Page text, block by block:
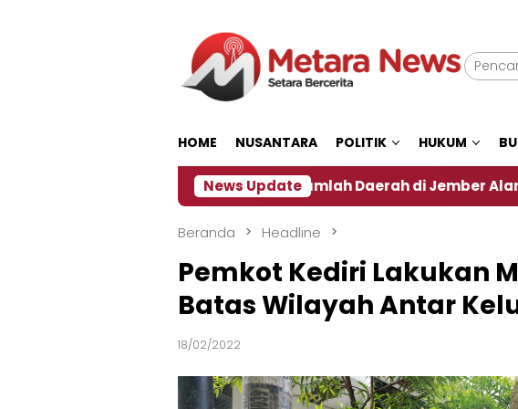
HOME NUSANTARA POLITIK HUKUM
News Update
Dampak El Nino, Sejumlah Daerah di Jember Alami Krisi Air
Beranda Headline
Pemkot Kediri Lakukan
Batas Wilayah Antar
18/02/2022